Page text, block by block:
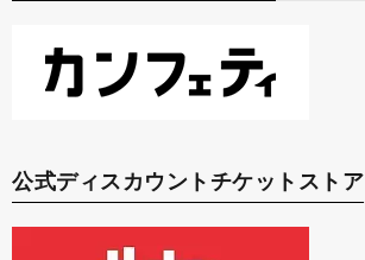
公式ディスカウントチケットストア